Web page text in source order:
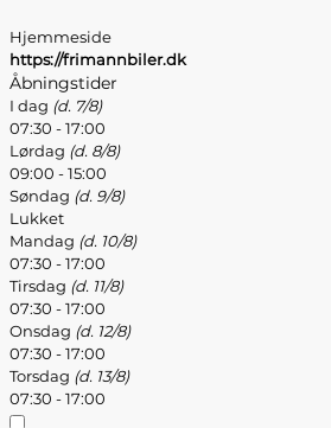
Hjemmeside
https://frimannbiler.dk
Åbningstider
I dag (d. 7/8)
07:30 - 17:00
Lørdag (d. 8/8)
09:00 - 15:00
Søndag (d. 9/8)
Lukket
Mandag (d. 10/8)
07:30 - 17:00
Tirsdag (d. 11/8)
07:30 - 17:00
Onsdag (d. 12/8)
07:30 - 17:00
Torsdag (d. 13/8)
07:30 - 17:00